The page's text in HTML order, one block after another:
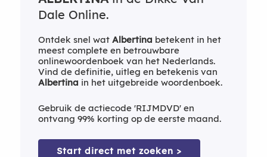
Dale Online.
Ontdek snel wat Albertina betekent in het
meest complete en betrouwbare
onlinewoordenboek van het Nederlands.
Vind de definitie, uitleg en betekenis van
Albertina in het uitgebreide woordenboek.
Gebruik de actiecode 'RIJMDVD' en
ontvang 99% korting op de eerste maand.
Start direct met zoeken >